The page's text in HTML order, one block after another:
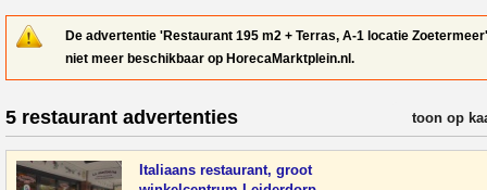
De advertentie 'Restaurant 195 m2 + Terras, A-1 locatie
niet meer beschikbaar op HorecaMarktplein.nl.
5 restaurant advertenties verfijn
toon op
Italiaans restaurant, groot